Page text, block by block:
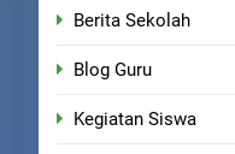
Berita Sekolah
Blog Guru
Kegiatan Siswa